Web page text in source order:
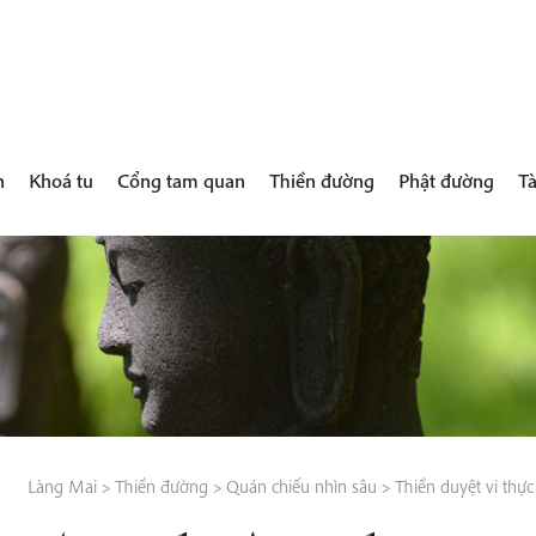
Khoá tu Cổng tam quan Thiền đường Phật đường
Làng Mai> Thiền đường > Quán chiếu nhìn sâu > Thiền duyệt vi thực